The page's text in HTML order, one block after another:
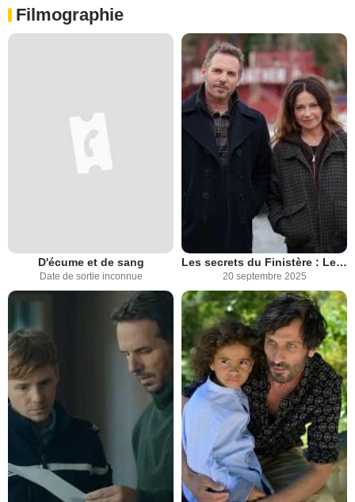
Filmographie
D'écume et de sang
Date de sortie inconnue
Les secrets du Finistère : Le garçon qui marchait sur les vagues
20 septembre 2025